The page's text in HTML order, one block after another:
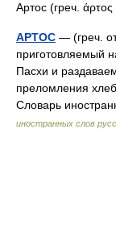
Артос (греч.
АРТОС — (греч.
приготовляемый
Пасхи и
преломления
Словарь
иностранных слов